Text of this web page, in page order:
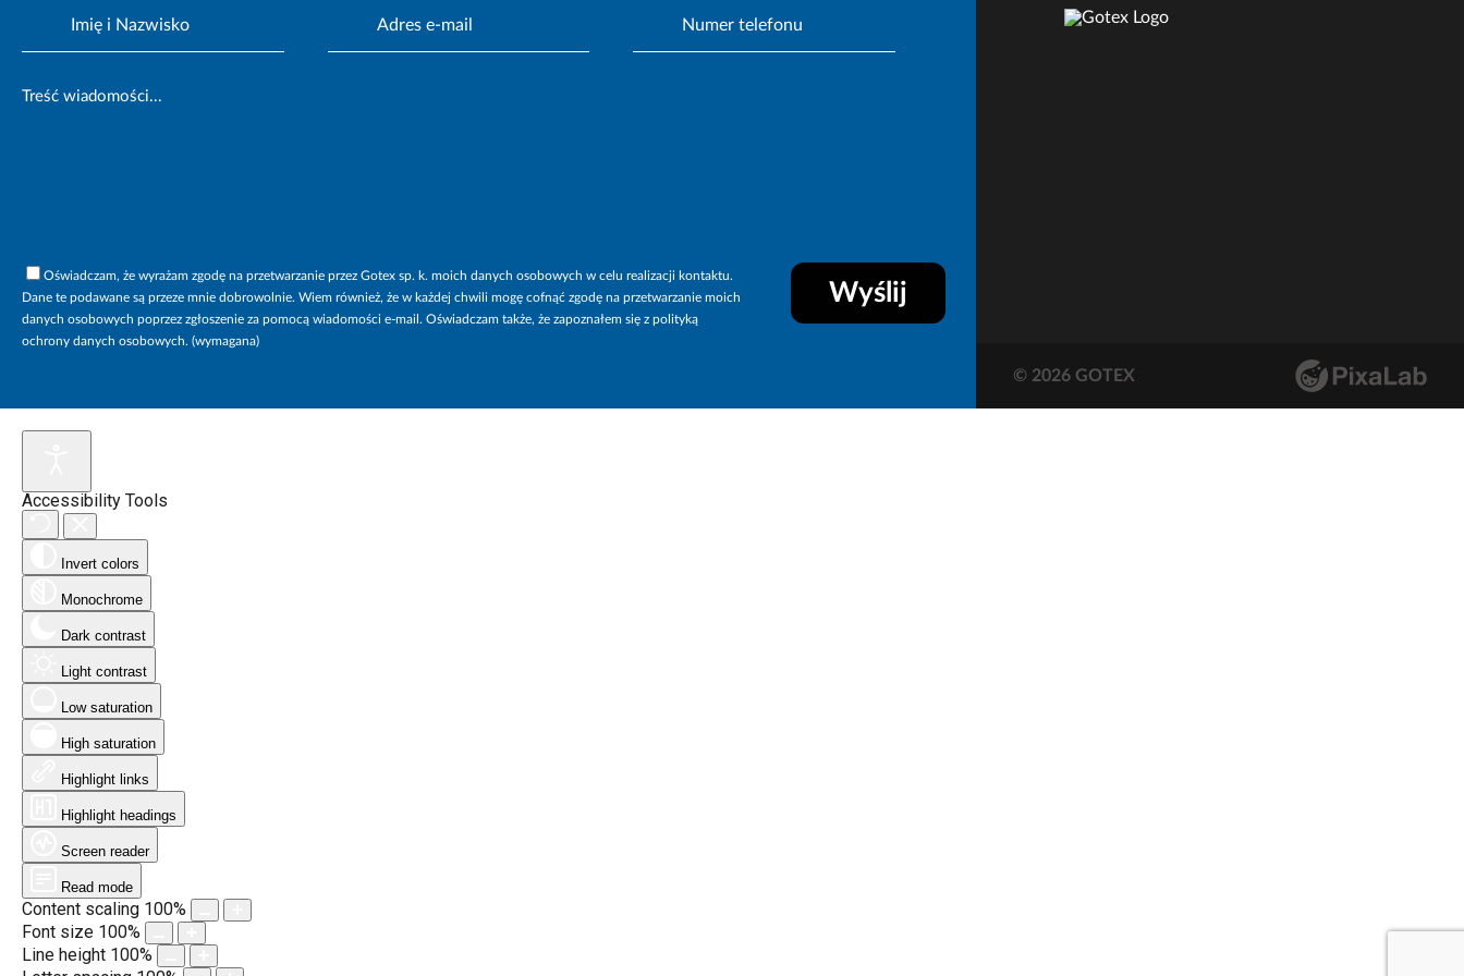
Oświadczam, że wyrażam zgodę na przetwarzanie przez Gotex sp. k. moich danych osobowych w celu realizacji kontaktu.
Dane te podawane są przeze mnie dobrowolnie. Wiem również, że w każdej chwili mogę cofnąć zgodę na przetwarzanie moich
danych osobowych poprzez zgłoszenie za pomocą wiadomości e-mail. Oświadczam także, że zapoznałem się z polityką
ochrony danych osobowych. (wymagana)
Wyślij
© 2026 GOTEX
Accessibility Tools
Invert colors
Monochrome
Dark contrast
Light contrast
Low saturation
High saturation
Highlight links
Highlight headings
Screen reader
Read mode
Content scaling 100%
Font size 100%
Line height 100%